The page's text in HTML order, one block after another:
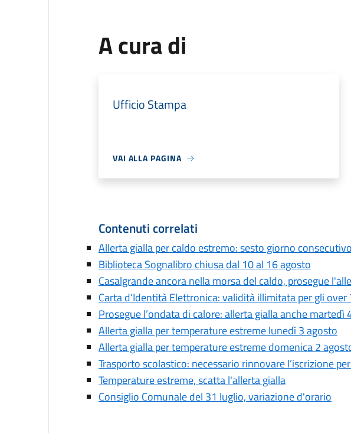
A cura di
Ufficio Stampa
VAI ALLA PAGINA
Contenuti correlati
Allerta gialla per caldo estremo: sesto giorno
Biblioteca Sognalibro chiusa dal 10 al 16 agosto
Casalgrande ancora nella morsa del caldo, prosegue
Carta d’Identità Elettronica: validità illimitata per gli over
Prosegue l’ondata di calore: allerta gialla anche martedì
Allerta gialla per temperature estreme lunedì 3 agosto
Allerta gialla per temperature estreme domenica 2
Trasporto scolastico: necessario rinnovare l’iscrizione
Temperature estreme, scatta l'allerta gialla
Consiglio Comunale del 31 luglio, variazione d'orario